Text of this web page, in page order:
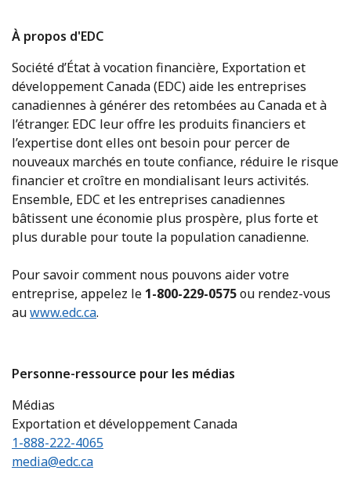
À propos d'EDC
Société d’État à vocation financière, Exportation et
développement Canada (EDC) aide les entreprises
canadiennes à générer des retombées au Canada et à
l’étranger. EDC leur offre les produits financiers et
l’expertise dont elles ont besoin pour percer de
nouveaux marchés en toute confiance, réduire le risque
financier et croître en mondialisant leurs activités.
Ensemble, EDC et les entreprises canadiennes
bâtissent une économie plus prospère, plus forte et
plus durable pour toute la population canadienne.
Pour savoir comment nous pouvons aider votre
entreprise, appelez le 1-800-229-0575ou rendez-vous
auwww.edc.ca.
Personne-ressource pour les médias
Médias
Exportation et développement Canada
1-888-222-4065
media@edc.ca